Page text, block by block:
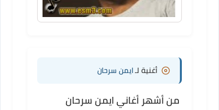
أغنية لـ ايمن سرحان
من أشهر أغاني ايمن سرحان